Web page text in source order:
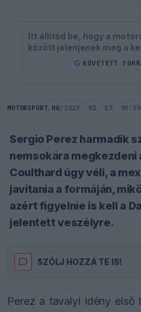
Itt állítsd be, hogy a
között jelenjenek meg a
G KÖVETETT
MOTORSPORT.HU / 2023. 01. 17. 05:59
Sergio Perez harmadik
nemsokára megkezdeni
Coulthard úgy véli, a
javítania a formáján,
azért figyelnie is kell a
jelentett veszélyre.
SZÓLJ HOZZÁ TE IS!
Perez a tavalyi idény első